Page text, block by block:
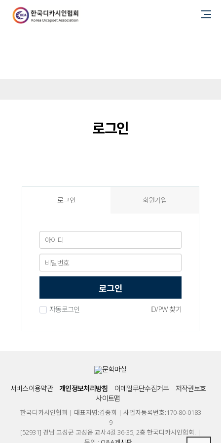
로그인
로그인 회원가입
로그인
자동로그인 ID/PW 찾기
서비스이용약관 개인정보처리방침 이메일무단수집거부
저작권보호
사이트맵
한국디카시인협회 | 대표자명:김종회 | 사업자등록번호:170-80-0183
9
[52931] 경남 고성군 고성읍 교사4길 36-35, 2층 한국디카시인협회. |